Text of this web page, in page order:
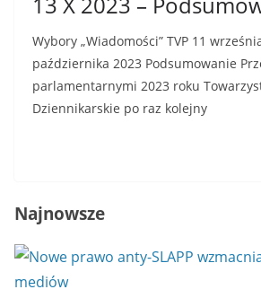
Wybory „Wiadomości” TVP 11
października 2023 Podsumowanie
parlamentarnymi 2023 roku
Dziennikarskie po raz kolejny
Najnowsze